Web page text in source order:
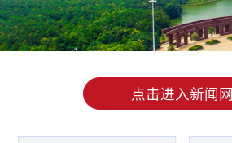
点击进入新闻网